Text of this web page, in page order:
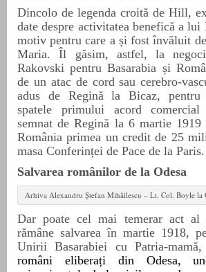
Dincolo de legenda croită de Hill,
date despre activitatea benefică a
motiv pentru care a și fost învăluit
Maria. Îl găsim, astfel, la
Rakovski pentru Basarabia și
de un atac de cord sau cerebro-
adus de Regină la Bicaz,
spatele primului acord comercial
semnat de Regină la 6 martie
România primea un credit de 25
masa Conferinței de Pace de la Paris.
Salvarea românilor de la Odesa
Arhiva Alexandru Ștefan Mihăilescu – Lt. Col. Boyle la
Dar poate cel mai temerar act al
rămâne salvarea în martie 1918,
Unirii Basarabiei cu Patria-
români eliberați din Odesa,